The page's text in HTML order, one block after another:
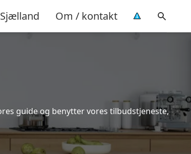
Sjælland Om / kontakt
guide og benytter vores tilbudstjeneste,